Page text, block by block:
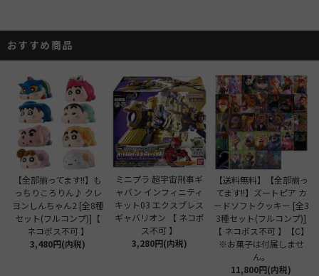
おすすめ商品
【全部揃ってます!!】も
っちりころりん♪ クレ
ヨンしんちゃん2 [全8種
セット(フルコンプ)]【
ネコポス不可 】
3,480円(内税)
ミニプラ 超宇宙刑事ギ
ャバン インフィニティ
キット03 エクスプレス
ギャバリオン 【 ネコポ
ス不可 】
3,280円(内税)
【送料無料】【全部揃っ
てます!!】ズートピア カ
ードソフトクッキー [全3
3種セット(フルコンプ)]
【 ネコポス不可 】【C】
※お菓子は付属しませ
ん。
11,800円(内税)